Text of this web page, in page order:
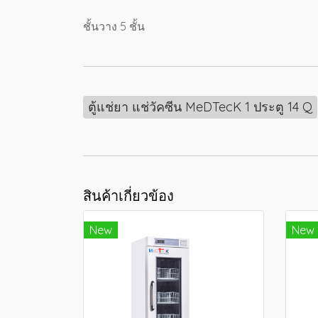
ชั้นวาง 5 ชั้น
ตู้แช่ยา แช่วัคซีน MeDTecK 1 ประตู 14 Q
สินค้าเกี่ยวข้อง
New New